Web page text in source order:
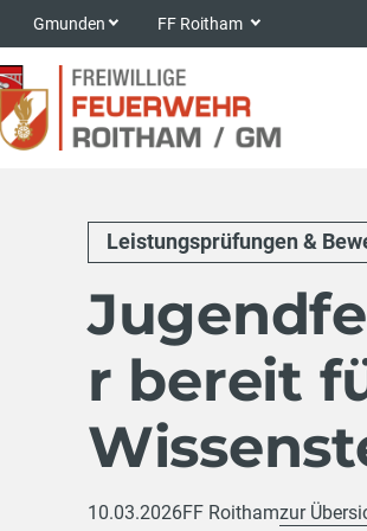
Gmunden FF Roitham
Leistungsprüfungen &
r bereit
10.03.2026FF Roithamzur